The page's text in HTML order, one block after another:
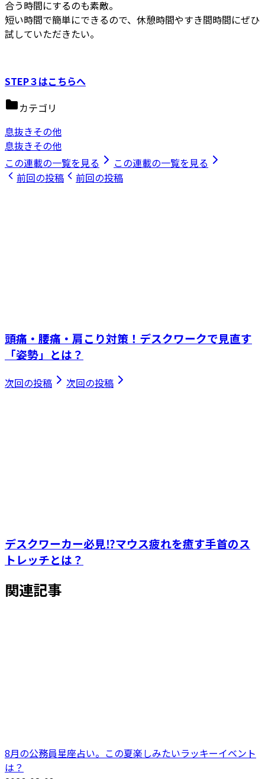
合う時間にするのも素敵。
短い時間で簡単にできるので、休憩時間やすき間時間にぜひ
試していただきたい。
STEP３はこちらへ
カテゴリ
息抜きその他
息抜きその他
この連載の一覧を見る
この連載の一覧を見る
前回の投稿
前回の投稿
頭痛・腰痛・肩こり対策！デスクワークで見直す
「姿勢」とは？
次回の投稿 次回の投稿
デスクワーカー必見⁉マウス疲れを癒す手首のス
トレッチとは？
関連記事
8月の公務員星座占い。この夏楽しみたいラッキーイベント
は？